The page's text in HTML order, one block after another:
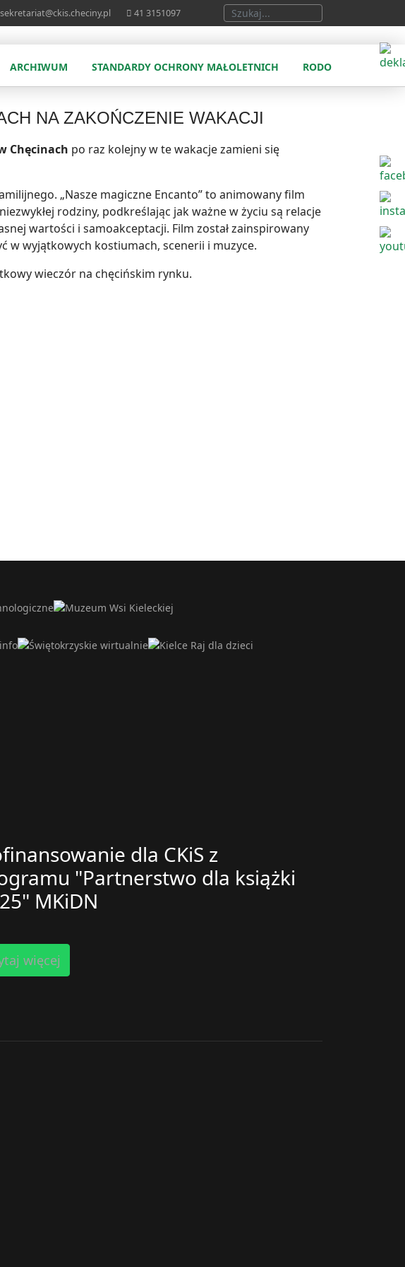
41 3151097
sekretariat@ckis.checiny.pl Szukaj...
ARCHIWUM STANDARDY OCHRONY MAŁOLETNICH RODO
NA ZAKOŃCZENIE WAKACJI
Chęcinach po raz kolejny w te wakacje zamieni się
„Nasze magiczne Encanto” to animowany film
rodziny, podkreślając jak ważne w życiu są relacje
wartości i samoakceptacji. Film został zainspirowany
w wyjątkowych kostiumach, scenerii i muzyce.
wieczór na chęcińskim rynku.
dla CKiS z
"Partnerstwo dla książki
MKiDN
więcej